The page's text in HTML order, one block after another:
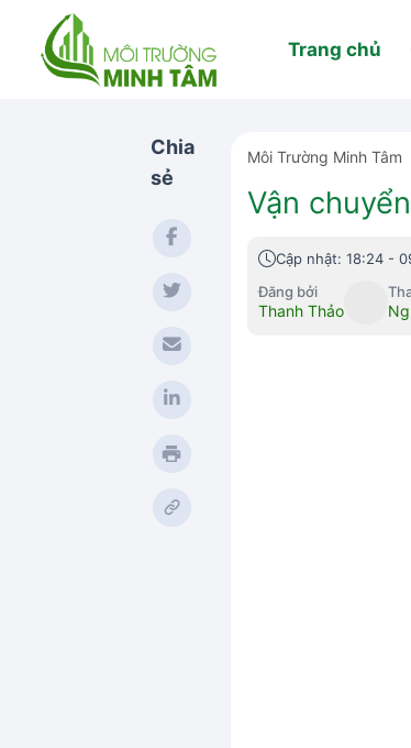
content
Trang chủ
Chia
sẻ
Môi Trường Minh Tâm
Vận
Cập nhật: 18:24 -
Đăng bởi
Thanh Thảo